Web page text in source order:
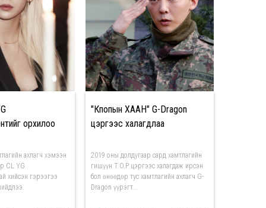
орхилоо
ахлагч хэмээн
CL YG
хийсэн гэрээгээ
"Кпопын ХААН" G-Dragon
цэргээс халагдлаа
2019 оны долдугаар сард хамтлагийн
гишүүн T.O.P цэргээс халагдаж ирсэн
бол өнөөдөр тус хамтлагийн ахлагч G-
Dragon үүрэгт...